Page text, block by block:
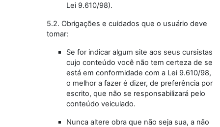
Lei 9.610/98).
5.2. Obrigações e cuidados que o usuário deve
tomar:
Se for indicar algum site aos seus cursistas
cujo conteúdo você não tem certeza de se
está em conformidade com a Lei 9.610/98,
o melhor a fazer é dizer, de preferência por
escrito, que não se responsabilizará pelo
conteúdo veiculado.
Nunca altere obra que não seja sua, a não